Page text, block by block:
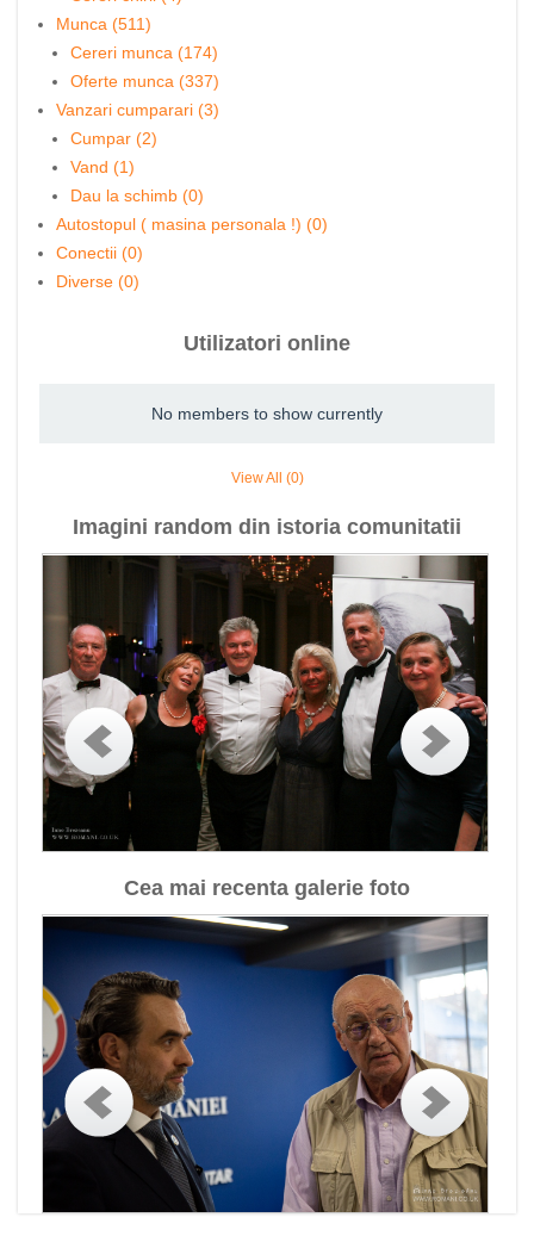
Munca (511)
Cereri munca (174)
Oferte munca (337)
Vanzari cumparari (3)
Cumpar (2)
Vand (1)
Dau la schimb (0)
Autostopul ( masina personala !) (0)
Conectii (0)
Diverse (0)
Utilizatori online
No members to show currently
View All (0)
Imagini random din istoria comunitatii
Cea mai recenta galerie foto